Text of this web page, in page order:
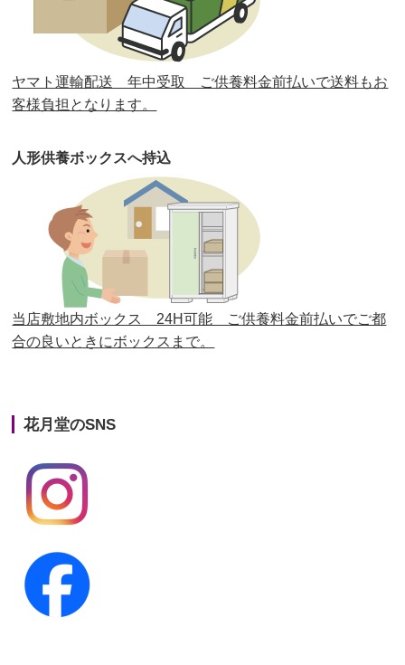
第31回人形供養祭 平成31年3月13日(水)
第30回人形供養祭平成30年11月28日(水)
第29回人形供養祭平成30年5月23日(水)
第27回人形供養祭平成29年6月14日(水)
第26回人形供養祭平成28年12月15日(木)
第25回人形供養祭 平成28年6月16日(木)
第24回人形供養祭 平成27年11月27日
第23回人形供養祭平成26年12月5日
第22回人形供養祭平成26年4月28日
第20回人形供養祭
第19回人形供養祭
第18回人形供養祭
第16回人形供養祭
第15回人形供養祭
ヤマト運輸配送 年中受取 ご供養料金前払いで送料もお
客様負担となります。
人形供養ボックスへ持込
当店敷地内ボックス 24H可能 ご供養料金前払いでご都
合の良いときにボックスまで。
花月堂のSNS